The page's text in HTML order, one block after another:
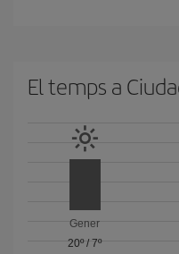
El temps a
Gener
20º/7º